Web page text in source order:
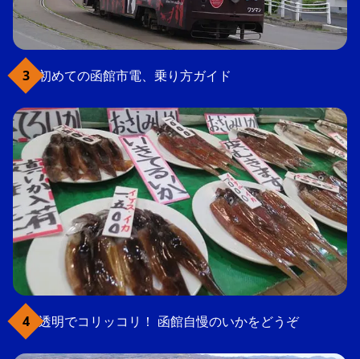
初めての函館市電、乗り方ガイド
透明でコリッコリ！ 函館自慢のいかをどうぞ